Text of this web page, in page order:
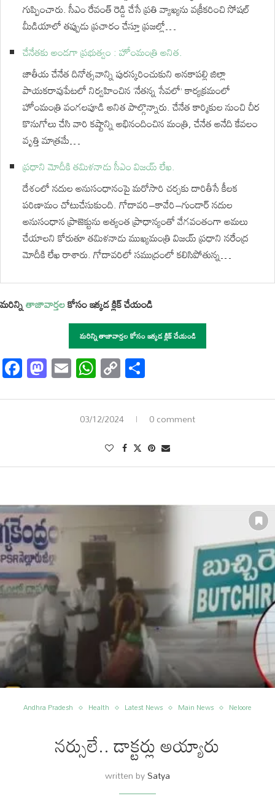
గుప్పించారు. సీఎం రేవంత్ రెడ్డి చేసే ప్రతి వ్యాఖ్యను వక్రీకరించి సోషల్
మీడియాలో తప్పుడు ప్రచారం చేస్తూ ప్రజల్లో…
చేనేతకు అండగా ప్రభుత్వం : హోంమంత్రి అనిత.
జాతీయ చేనేత దినోత్సవాన్ని పురస్కరించుకుని అనకాపల్లి జిల్లా
పాయకరావుపేటలో నిర్వహించిన ‘నేతన్న సేవలో’ కార్యక్రమంలో
హోంమంత్రి వంగలపూడి అనిత పాల్గొన్నారు. చేనేత కార్మికుల నుంచి చీర
కొనుగోలు చేసి వారి కష్టాన్ని అభినందించిన మంత్రి, చేనేత అనేది కేవలం
వృత్తి మాత్రమే…
ప్రధాని మోదీకి తమిళనాడు సీఎం విజయ్‌ లేఖ.
దేశంలో నదుల అనుసంధానంపై మరోసారి చర్చకు దారితీసే కీలక
పరిణామం చోటుచేసుకుంది. గోదావరి–కావేరి–గుండార్ నదుల
అనుసంధాన ప్రాజెక్టును అత్యంత ప్రాధాన్యంతో వేగవంతంగా అమలు
చేయాలని కోరుతూ తమిళనాడు ముఖ్యమంత్రి విజయ్ ప్రధాని నరేంద్ర
మోదీకి లేఖ రాశారు. గోదావరిలో సముద్రంలో కలిసిపోతున్న…
మరిన్నితాజావార్తలకోసం ఇక్కడ క్లిక్ చేయండి
మరిన్ని తాజావార్తల కోసం ఇక్కడ క్లిక్ చేయండి
Facebook
Mastodon
EmailWhatsApp
Copy
Link
03/12/2024 0 comment
Andhra Pradesh Health Latest News Main News Neloore
నర్సులే.. డాక్టర్లు అయ్యారు
written bySatya